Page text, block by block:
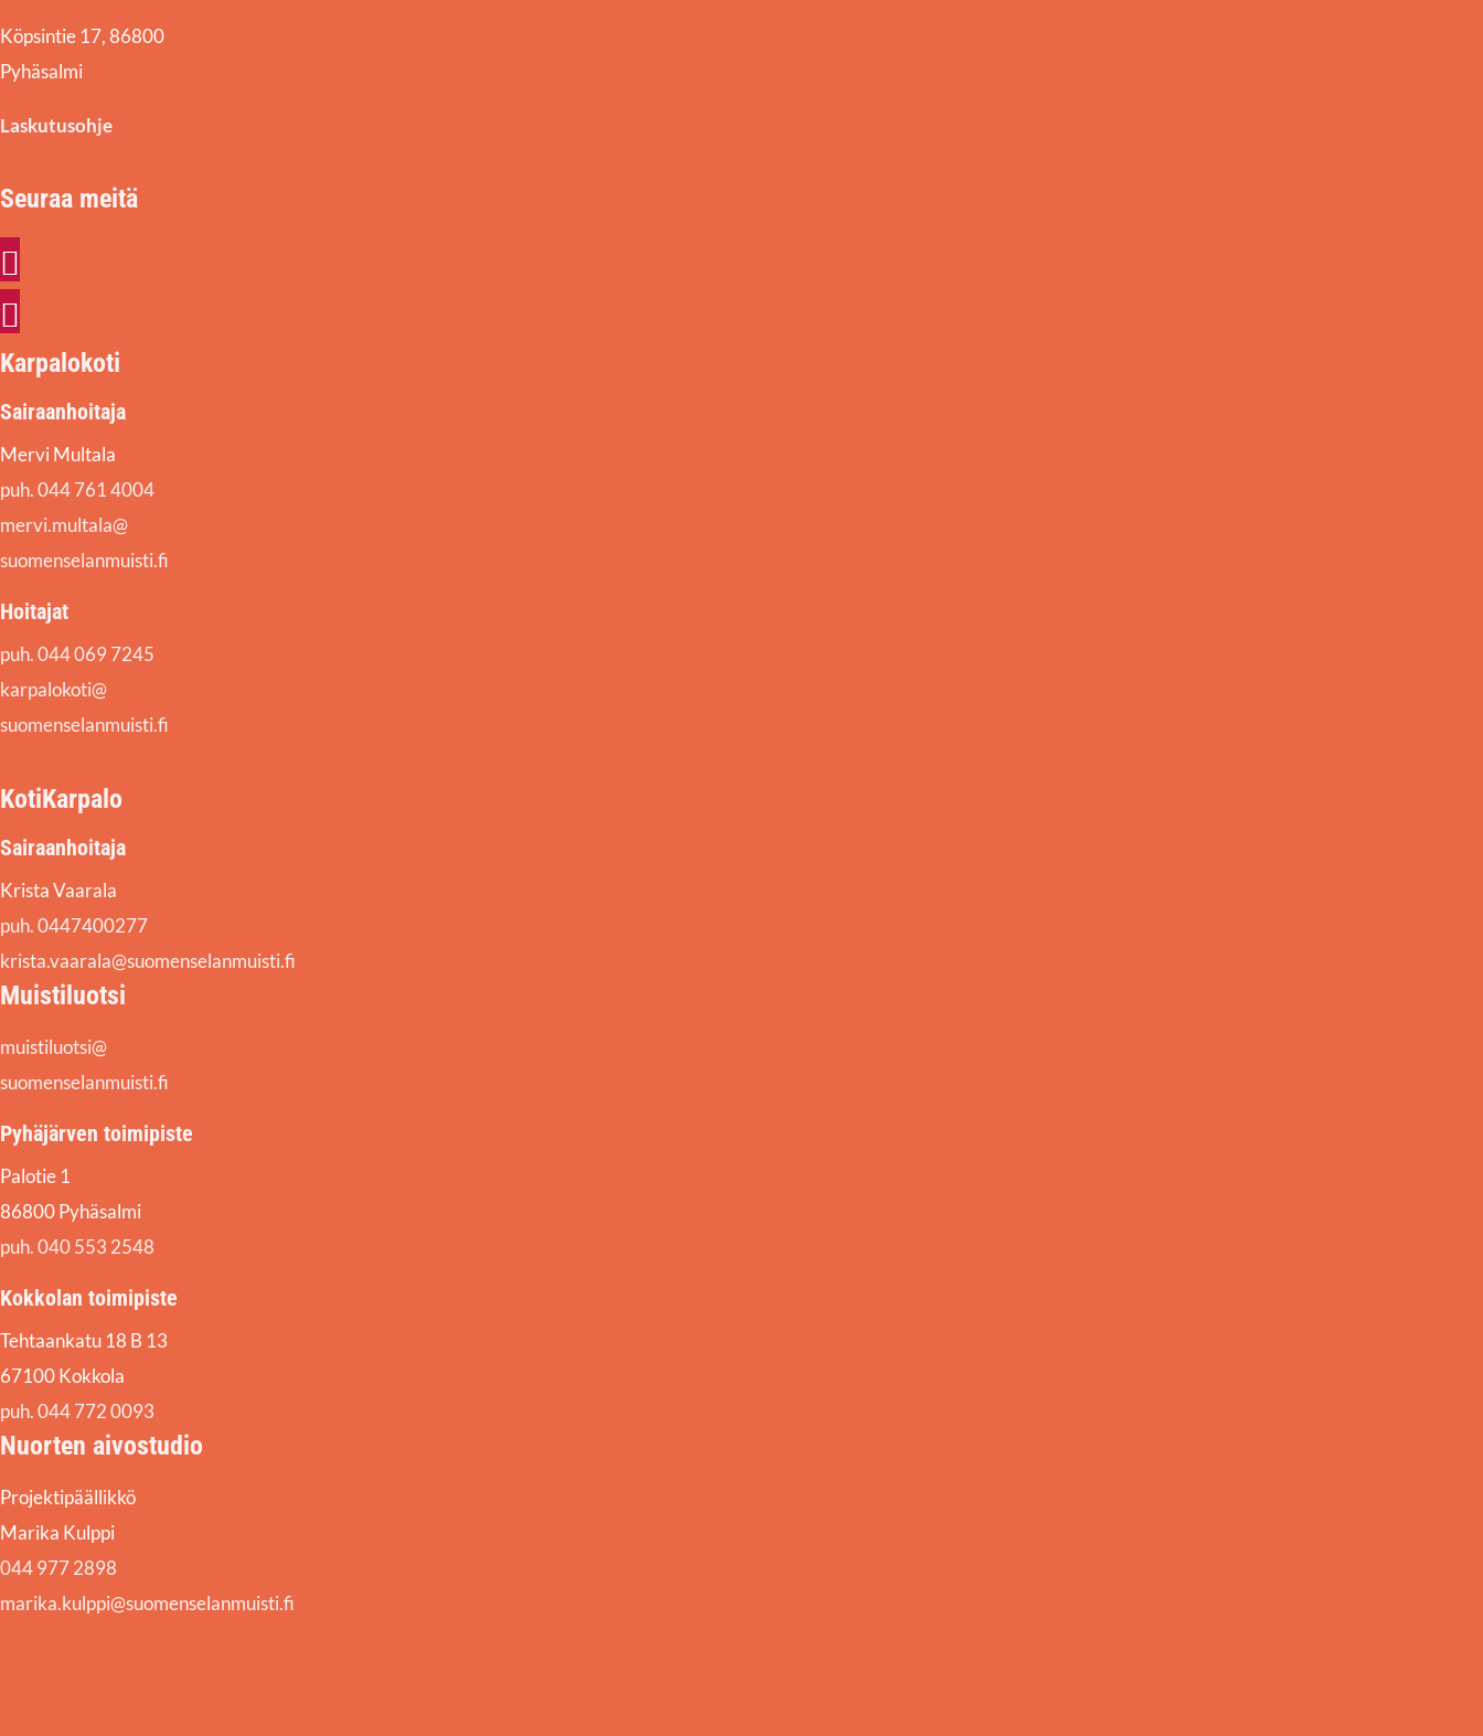
Köpsintie 17, 86800
Pyhäsalmi
Laskutusohje
Seuraa meitä
Instagram
Karpalokoti
Sairaanhoitaja
Mervi Multala
puh. 044 761 4004
mervi.multala@
suomenselanmuisti.fi
Hoitajat
puh. 044 069 7245
karpalokoti@
suomenselanmuisti.fi
KotiKarpalo
Sairaanhoitaja
Krista Vaarala
puh. 0447400277
krista.vaarala@suomenselanmuisti.fi
Muistiluotsi
muistiluotsi@
suomenselanmuisti.fi
Pyhäjärven toimipiste
Palotie 1
86800 Pyhäsalmi
puh. 040 553 2548
Kokkolan toimipiste
Tehtaankatu 18 B 13
67100 Kokkola
puh. 044 772 0093
Nuorten aivostudio
Projektipäällikkö
Marika Kulppi
044 977 2898
marika.kulppi@suomenselanmuisti.fi